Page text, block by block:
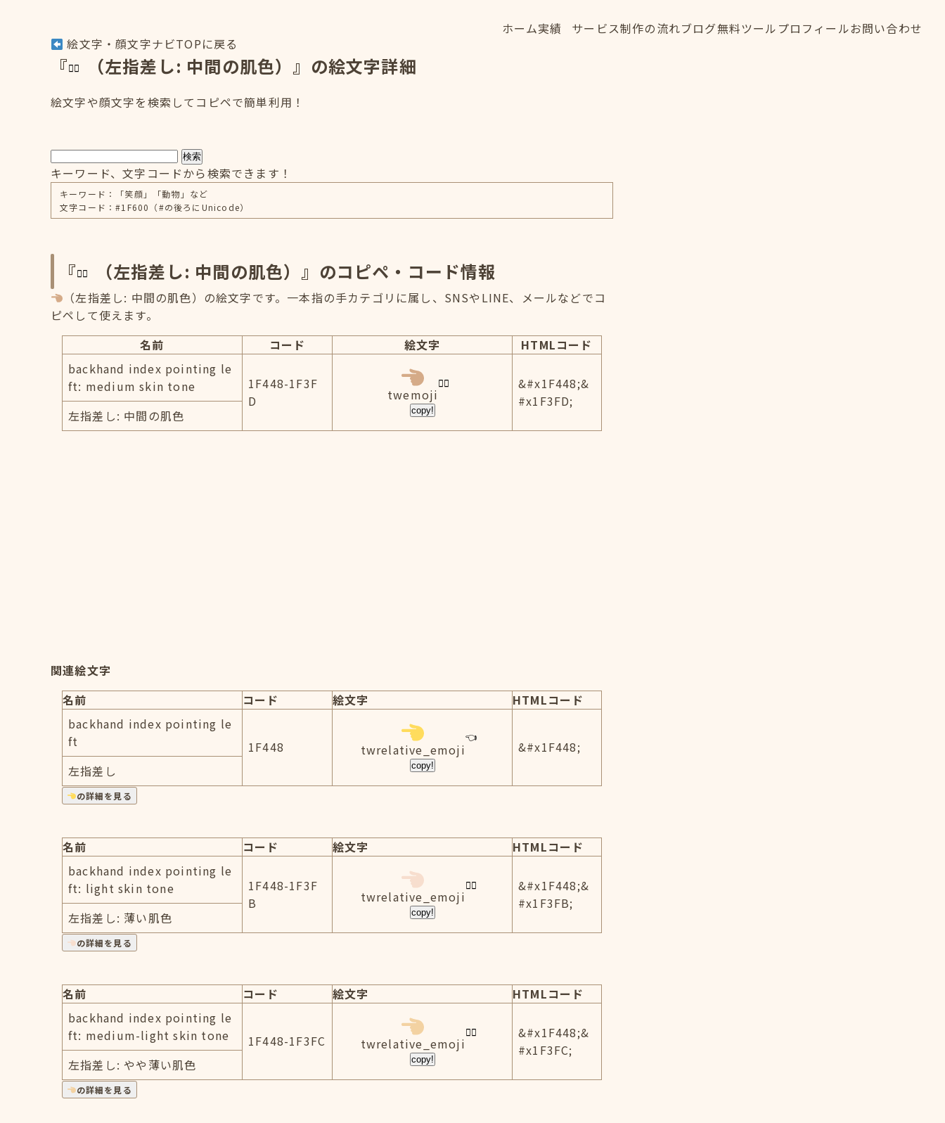
ホーム実績
サービス制作の流れブログ無料ツール プロフィールお問い合わせ
絵文字・顔文字ナビTOPに戻る
『 （左指差し: 中間の肌色）』の絵文字詳細
絵文字や顔文字を検索してコピペで簡単利用！
検索
キーワード、文字コードから検索できます！
キーワード：「笑顔」「動物」など
文字コード：#1F600（#の後ろにUnicode）
『 （左指差し: 中間の肌色）』のコピペ・コード情報
（左指差し: 中間の肌色）の絵文字です。一本指の手カテゴリに属し、SNSやLINE、メールなどでコ
ピペして使えます。
名前
コード 絵文字
HTMLコード
backhand index pointing le
ft: medium skin tone
1F448-1F3F
D
twemoji
copy!
&#x1F448;&
#x1F3FD;
左指差し: 中間の肌色
関連絵文字
名前
コード 絵文字
HTMLコード
backhand index pointing le
ft
1F448 twrelative_emoji
copy!
&#x1F448;
左指差し
の詳細を見る
名前 コード 絵文字
HTMLコード
backhand index pointing le
ft: light skin tone
1F448-1F3F
B
twrelative_emoji
copy!
&#x1F448;&
#x1F3FB;
左指差し: 薄い肌色
の詳細を見る
名前 コード 絵文字
HTMLコード
backhand index pointing le
ft: medium-light skin tone
1F448-1F3FC twrelative_emoji
copy!
&#x1F448;&
#x1F3FC;
左指差し: やや薄い肌色
の詳細を見る